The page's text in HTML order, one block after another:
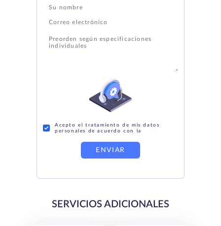
Acepto el tratamiento de mis datos
personales de acuerdo con la
ENVIAR
SERVICIOS ADICIONALES